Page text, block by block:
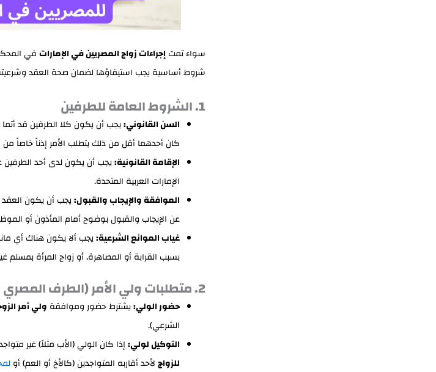
سواء تمتإجراءات زواج المصريين في الإماراتفي
شروط أساسية يجب استيفاؤها لضمان صحة العقد
1. الشروط العامة للطرفين
السن القانوني:يجب أن يكون كلا الطرفين قد أتما
كان أحدهما أقل من ذلك يتطلب الأمر إذناً خاصاً
الإقامة القانونية:يجب أن يكون لدى أحد الطرفين
الإمارات العربية المتحدة.
الموافقة والإيجاب والقبول:يجب أن يكون العقد
عن الإيجاب والقبول بوضوح أمام المأذون أو
غياب الموانع الشرعية:يجب ألا يكون هناك أي
بسبب القرابة أو المصاهرة، أو زواج المرأة بمسلم
2. متطلبات ولي الأمر (الطرف المصري المسلم)
حضور الولي:يشترط حضور وموافقة ولي أمر
الشرعي).
التوكيل لولي:إذا كان الولي (الأب مثلاً) غير
للزواجلأحد أقاربه المتواجدين (كالأخ أو العم) أو